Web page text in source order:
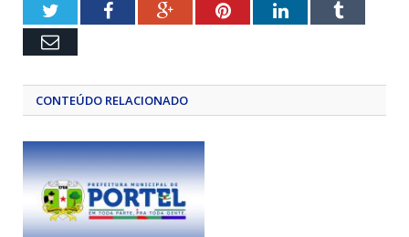
TwitterFacebookGoogle+PinterestLinkedInTumblr
Email
CONTEÚDO RELACIONADO